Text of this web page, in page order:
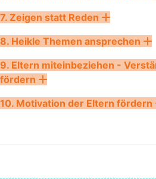
7. Zeigen statt Reden
8. Heikle Themen ansprechen
9. Eltern miteinbeziehen -
fördern
10. Motivation der Eltern fördern